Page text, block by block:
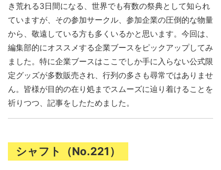
き荒れる3日間になる、世界でも有数の祭典として知られ
ていますが、その参加サークル、参加企業の圧倒的な物量
から、敬遠している方も多くいるかと思います。今回は、
編集部的にオススメする企業ブースをピックアップしてみ
ました。特に企業ブースはここでしか手に入らない公式限
定グッズが多数販売され、行列の多さも尋常ではありませ
ん。皆様が目的の在り処までスムーズに辿り着けることを
祈りつつ、記事をしたためました。
シャフト（No.221）